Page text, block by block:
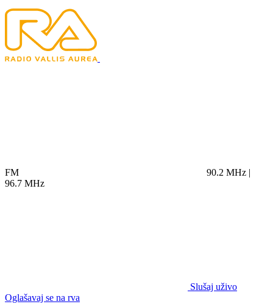
FM
90.2 MHz |
96.7 MHz
Slušaj uživo
Oglašavaj se na rva